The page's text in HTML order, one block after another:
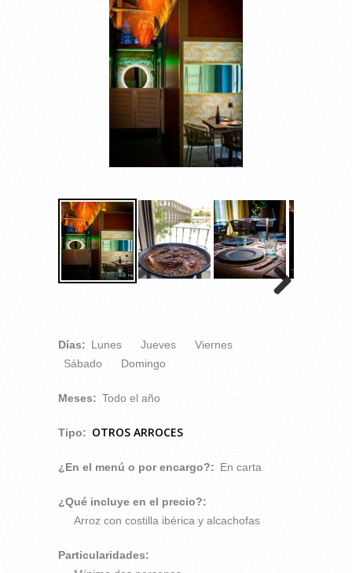
Días: Lunes Jueves
Viernes
Sábado
Domingo
Meses: Todo el año
Tipo: OTROS ARROCES
¿En el menú o por encargo?: En carta
¿Qué incluye en el precio?:
Arroz con costilla ibérica y alcachofas
Particularidades: